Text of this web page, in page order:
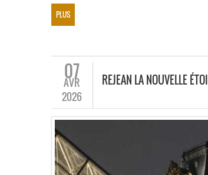
PLUS
07
AVR
2026
REJEAN LA NOUVELLE